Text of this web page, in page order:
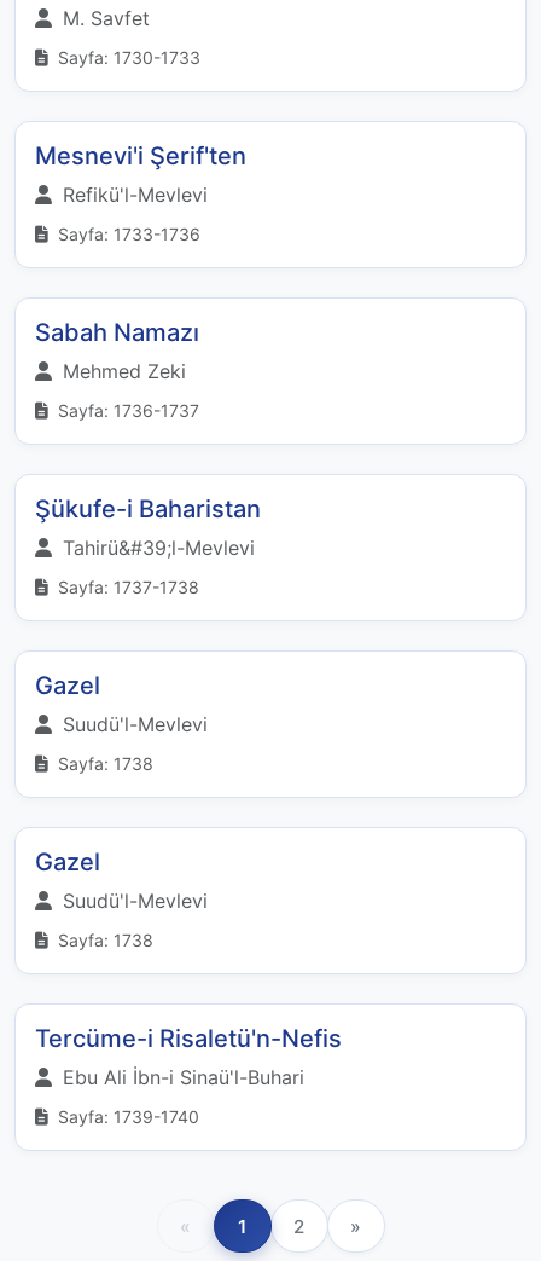
M. Savfet
Sayfa: 1730-1733
Mesnevi'i Şerif'ten
Refikü'l-Mevlevi
Sayfa: 1733-1736
Sabah Namazı
Mehmed Zeki
Sayfa: 1736-1737
Şükufe-i Baharistan
Tahirü&#39;l-Mevlevi
Sayfa: 1737-1738
Gazel
Suudü'l-Mevlevi
Sayfa: 1738
Gazel
Suudü'l-Mevlevi
Sayfa: 1738
Tercüme-i Risaletü'n-Nefis
Ebu Ali İbn-i Sinaü'l-Buhari
Sayfa: 1739-1740
« 1 2 »